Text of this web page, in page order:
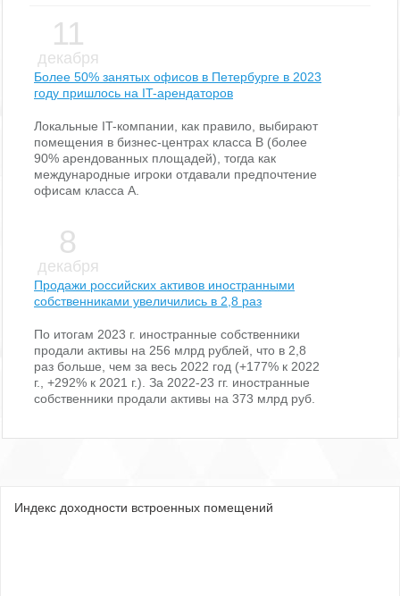
Индекс доходности встроенных помещений
11
декабря
Более 50% занятых офисов в Петербурге в 2023
году пришлось на IT-арендаторов
Локальные IT-компании, как правило, выбирают
помещения в бизнес-центрах класса В (более
90% арендованных площадей), тогда как
международные игроки отдавали предпочтение
офисам класса А.
8
декабря
Продажи российских активов иностранными
собственниками увеличились в 2,8 раз
По итогам 2023 г. иностранные собственники
продали активы на 256 млрд рублей, что в 2,8
раз больше, чем за весь 2022 год (+177% к 2022
г., +292% к 2021 г.). За 2022-23 гг. иностранные
собственники продали активы на 373 млрд руб.